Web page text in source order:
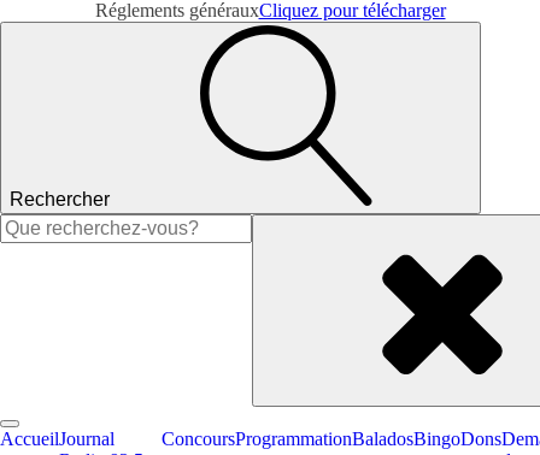
Réglements générauxCliquez pour télécharger
Rechercher
Rechercher :
AccueilJournal
ConcoursProgrammationBaladosBingoDons